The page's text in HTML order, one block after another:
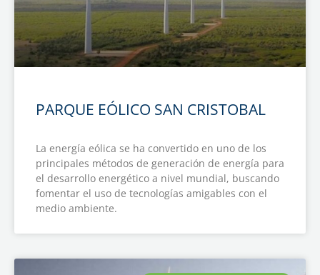
PARQUE EÓLICO SAN CRISTOBAL
La energía eólica se ha convertido en uno de los
principales métodos de generación de energía para
el desarrollo energético a nivel mundial, buscando
fomentar el uso de tecnologías amigables con el
medio ambiente.